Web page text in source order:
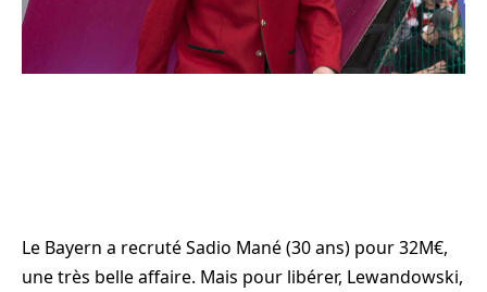
Le Bayern a recruté Sadio Mané (30 ans) pour 32M€,
une très belle affaire. Mais pour libérer, Lewandowski,